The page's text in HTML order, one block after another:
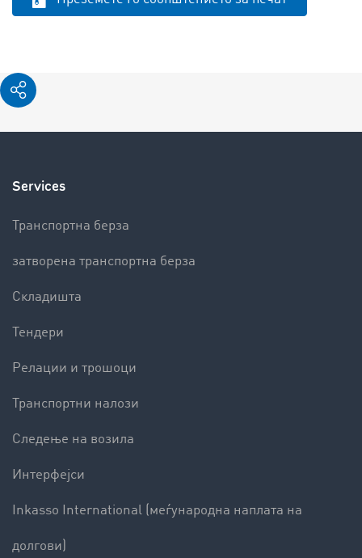
Services
Транспортна берза
затворена транспортна берза
Складишта
Тендери
Релации и трошоци
Транспортни налози
Следење на возила
Интерфејси
Inkasso International (меѓународна наплата на
долгови)